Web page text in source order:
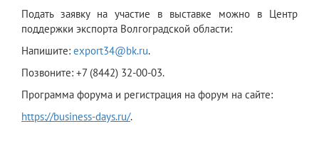
Подать заявку на участие в выставке можно в Центр
поддержки экспорта Волгоградской области:
Напишите: export34@bk.ru.
Позвоните: +7 (8442) 32-00-03.
Программа форума и регистрация на форум на сайте:
https://business-days.ru/.